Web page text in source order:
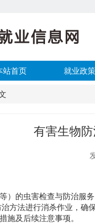
站首页 就业政策
有害生物
）的虫害检查与防治服务
方法进行消杀作业，确
施及后续注意事项。